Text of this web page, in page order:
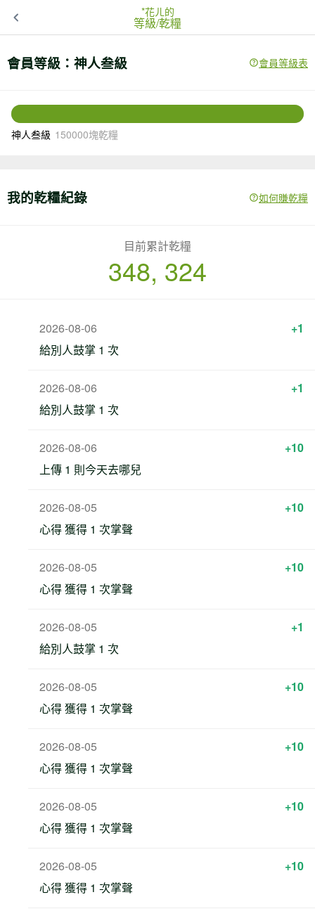
*花ㄦ的
等級/乾糧
會員等級： 神人叁級 會員等級表
神人叁級 150000塊乾糧
我的乾糧紀錄 如何賺乾糧
目前累計乾糧
348, 324
2026-08-06
+1
給別人鼓掌 1 次
2026-08-06
+1
給別人鼓掌 1 次
2026-08-06
+10
上傳 1 則今天去哪兒
2026-08-05
+10
心得 獲得 1 次掌聲
2026-08-05
+10
心得 獲得 1 次掌聲
2026-08-05
+1
給別人鼓掌 1 次
2026-08-05
+10
心得 獲得 1 次掌聲
2026-08-05
+10
心得 獲得 1 次掌聲
2026-08-05
+10
心得 獲得 1 次掌聲
2026-08-05
+10
心得 獲得 1 次掌聲